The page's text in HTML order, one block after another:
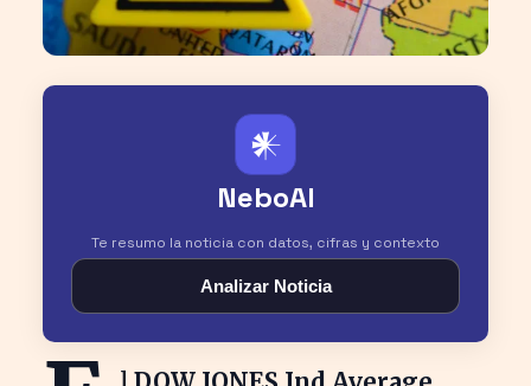
𒀭
NeboAI
Te resumo la noticia con datos, cifras y contexto
Analizar Noticia